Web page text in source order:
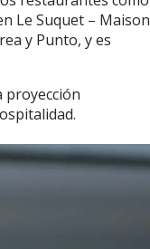
Le Suquet – Maison
y Punto, y es
proyección